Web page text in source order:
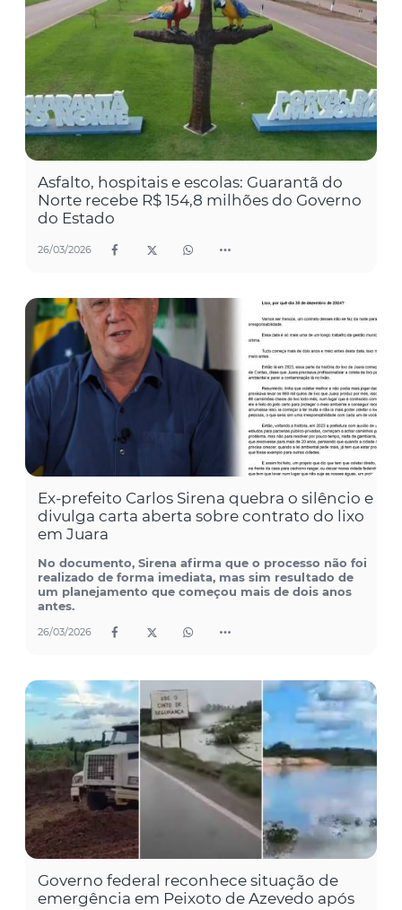
Asfalto, hospitais e escolas: Guarantã do
Norte recebe R$ 154,8 milhões do Governo
do Estado
26/03/2026
Ex-prefeito Carlos Sirena quebra o silêncio e
divulga carta aberta sobre contrato do lixo
em Juara
No documento, Sirena afirma que o processo não foi
realizado de forma imediata, mas sim resultado de
um planejamento que começou mais de dois anos
antes.
26/03/2026
Governo federal reconhece situação de
emergência em Peixoto de Azevedo após